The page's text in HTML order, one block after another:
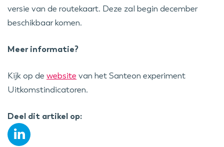
versie van de routekaart. Deze zal begin december
beschikbaar komen.
Meer informatie?
Kijk op de website van het Santeon experiment
Uitkomstindicatoren.
Deel dit artikel op: